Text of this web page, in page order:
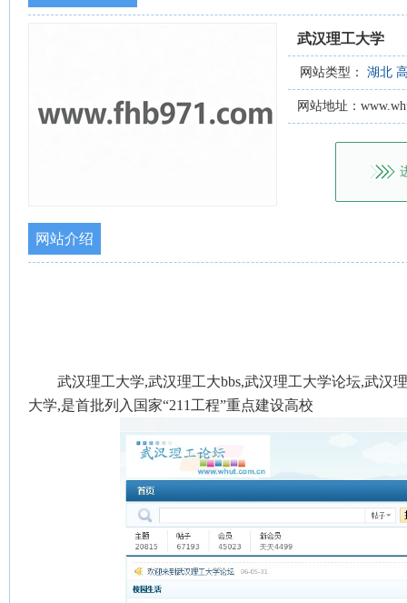
武汉理工大学
网站类型： 湖北
网站地址：
网站介绍
武汉理工大学,武汉理工大bbs,武汉理工大学论坛,武汉
大学,是首批列入国家“211工程”重点建设高校